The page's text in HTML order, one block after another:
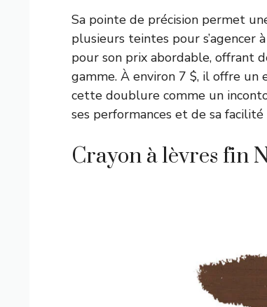
Sa pointe de précision permet
plusieurs teintes pour s’agencer
pour son prix abordable, offrant
gamme. À environ 7 $, il offre
cette doublure comme un
ses performances et de sa facilité
Crayon à lèvres fin